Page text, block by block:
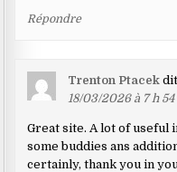
Répondre
Trenton Ptacek
18/03/2026 à 7 h
Great site. A lot of useful
some buddies ans
certainly, thank you in